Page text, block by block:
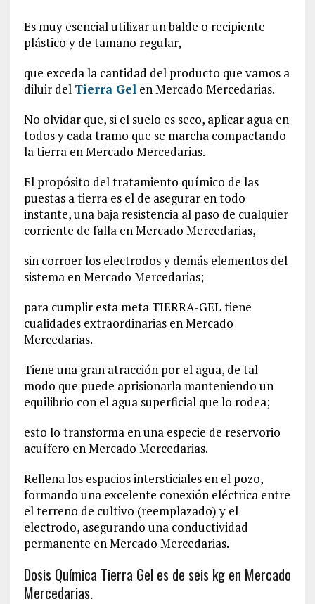
Es muy esencial utilizar un balde o recipiente
plástico y de tamaño regular,
que exceda la cantidad del producto que vamos a
diluir del Tierra Gelen Mercado Mercedarias.
No olvidar que, si el suelo es seco, aplicar agua en
todos y cada tramo que se marcha compactando
la tierra en Mercado Mercedarias.
El propósito del tratamiento químico de las
puestas a tierra es el de asegurar en todo
instante, una baja resistencia al paso de cualquier
corriente de falla en Mercado Mercedarias,
sin corroer los electrodos y demás elementos del
sistema en Mercado Mercedarias;
para cumplir esta meta TIERRA-GEL tiene
cualidades extraordinarias en Mercado
Mercedarias.
Tiene una gran atracción por el agua, de tal
modo que puede aprisionarla manteniendo un
equilibrio con el agua superficial que lo rodea;
esto lo transforma en una especie de reservorio
acuífero en Mercado Mercedarias.
Rellena los espacios intersticiales en el pozo,
formando una excelente conexión eléctrica entre
el terreno de cultivo (reemplazado) y el
electrodo, asegurando una conductividad
permanente en Mercado Mercedarias.
Dosis Química Tierra Gel es de seis kg en Mercado
Mercedarias.